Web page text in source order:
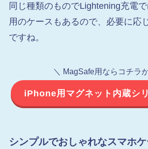
同じ種類のものでLightening充電
用のケースもあるので、必要に応
ですね。
＼ MagSafe用ならコチラ
iPhone用マグネット内蔵シ
シンプルでおしゃれなスマホ